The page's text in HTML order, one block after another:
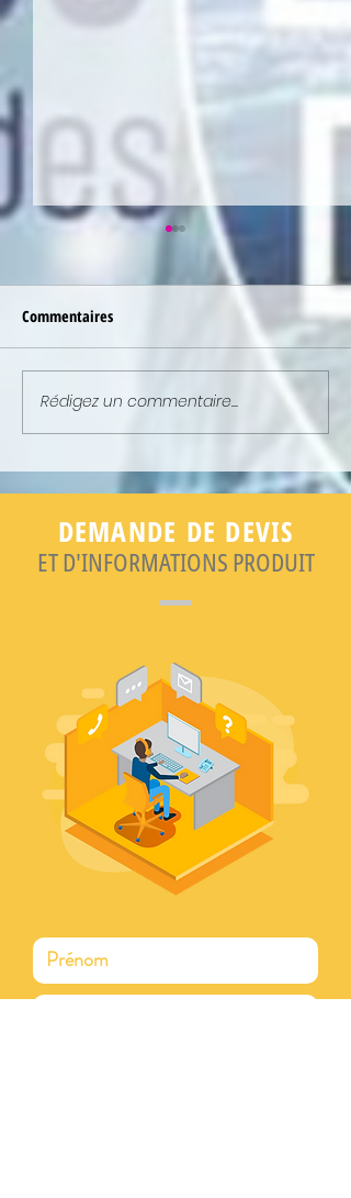
NEWSLETTER : ELLE EST EN
LIGNE !
Commentaires
Rédigez un commentaire...
DEMANDE DE DEVIS
ET D'INFORMATIONS PRODUIT